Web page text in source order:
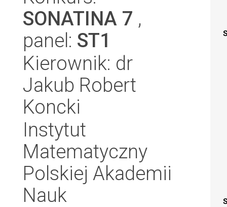
SONATINA 7 ,
panel: ST1
Kierownik: dr
Jakub Robert
Koncki
Instytut
Matematyczny
Polskiej Akademii
Nauk